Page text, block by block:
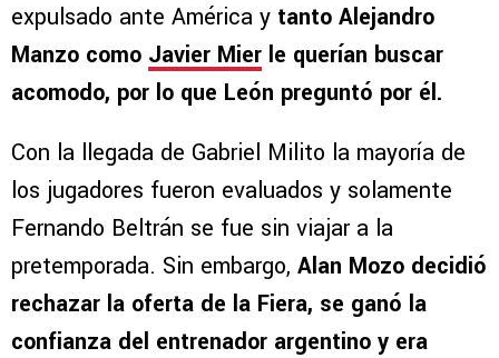
expulsado ante América y tanto Alejandro
Manzo como Javier Mier le querían buscar
acomodo, por lo que León preguntó por él.
Con la llegada de Gabriel Milito la mayoría de
los jugadores fueron evaluados y solamente
Fernando Beltrán se fue sin viajar a la
pretemporada. Sin embargo, Alan Mozo decidió
rechazar la oferta de la Fiera, se ganó la
confianza del entrenador argentino y era